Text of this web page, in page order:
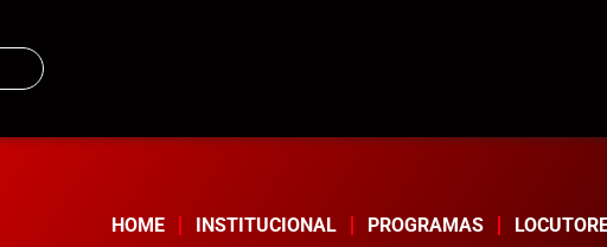
HOME INSTITUCIONAL PROGRAMAS